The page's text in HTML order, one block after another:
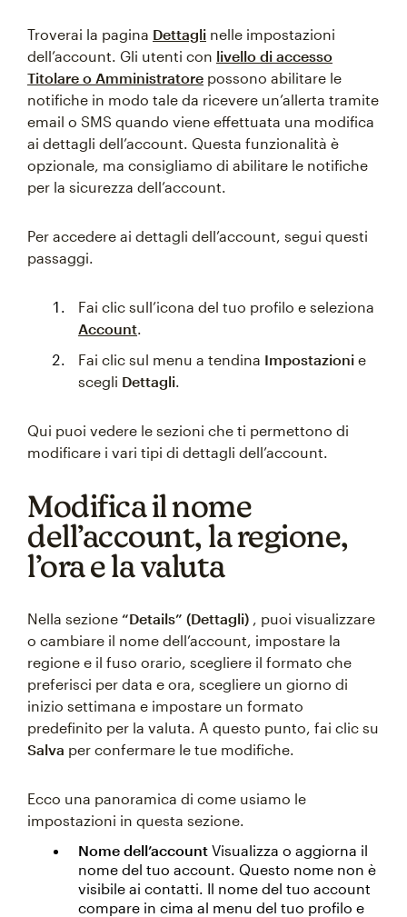
Troverai la pagina Dettagli nelle impostazioni
dell’account. Gli utenti con livello di accesso
Titolare o Amministratore possono abilitare le
notifiche in modo tale da ricevere un’allerta tramite
email o SMS quando viene effettuata una modifica
ai dettagli dell’account. Questa funzionalità è
opzionale, ma consigliamo di abilitare le notifiche
per la sicurezza dell’account.
Per accedere ai dettagli dell’account, segui questi
passaggi.
Fai clic sull’icona del tuo profilo e seleziona
Account.
Fai clic sul menu a tendina Impostazioni e
scegli Dettagli.
Qui puoi vedere le sezioni che ti permettono di
modificare i vari tipi di dettagli dell’account.
Modifica il nome
dell’account, la regione,
l’ora e la valuta
Nella sezione “Details” (Dettagli) , puoi visualizzare
o cambiare il nome dell’account, impostare la
regione e il fuso orario, scegliere il formato che
preferisci per data e ora, scegliere un giorno di
inizio settimana e impostare un formato
predefinito per la valuta. A questo punto, fai clic su
Salva per confermare le tue modifiche.
Ecco una panoramica di come usiamo le
impostazioni in questa sezione.
Nome dell’account Visualizza o aggiorna il
nome del tuo account. Questo nome non è
visibile ai contatti. Il nome del tuo account
compare in cima al menu del tuo profilo e